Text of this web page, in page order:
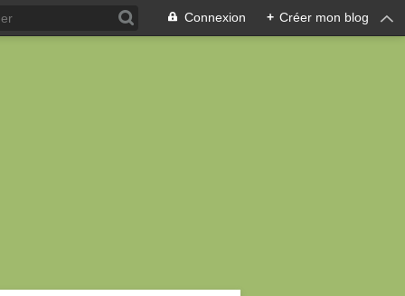
Connexion + Créer mon blog